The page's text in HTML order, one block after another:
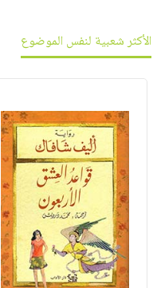
الأكثر شعبية لنفس الموضوع